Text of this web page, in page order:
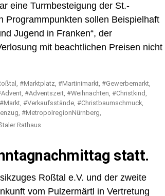
eine Turmbesteigung der St.-
Programmpunkten sollen Beispielhaft
Jugend in Franken“, der
mit beachtlichen Preisen nicht
Rathaus
statt.
Roßtal e.V. und der zweite
vom Pulzermärtl in Vertretung